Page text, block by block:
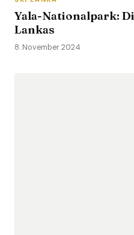
Yala-Nationalpark:
Lankas
8. November 2024